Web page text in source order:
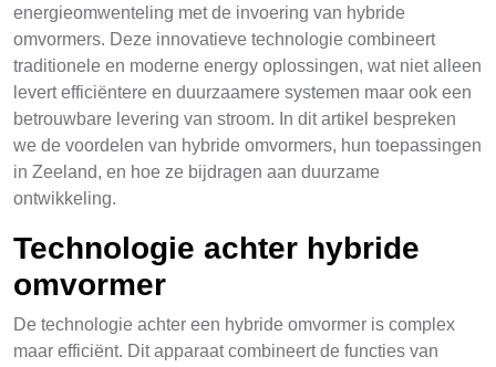
energieomwenteling met de invoering van hybride
omvormers. Deze innovatieve technologie combineert
traditionele en moderne energy oplossingen, wat niet alleen
levert efficiëntere en duurzaamere systemen maar ook een
betrouwbare levering van stroom. In dit artikel bespreken
we de voordelen van hybride omvormers, hun toepassingen
in Zeeland, en hoe ze bijdragen aan duurzame
ontwikkeling.
Technologie achter hybride
omvormer
De technologie achter een hybride omvormer is complex
maar efficiënt. Dit apparaat combineert de functies van